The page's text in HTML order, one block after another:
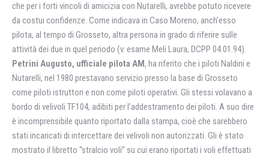
che per i forti vincoli di amicizia con Nutarelli, avrebbe potuto ricevere
da costui confidenze. Come indicava in Caso Moreno, anch’esso
pilota, al tempo di Grosseto, altra persona in grado di riferire sulle
attività dei due in quel periodo (v. esame Meli Laura, DCPP 04.01.94).
Petrini Augusto, ufficiale pilota AM, ha riferito che i piloti Naldini e
Nutarelli, nel 1980 prestavano servizio presso la base di Grosseto
come piloti istruttori e non come piloti operativi. Gli stessi volavano a
bordo di velivoli TF104, adibiti per l’addestramento dei piloti. A suo dire
è incomprensibile quanto riportato dalla stampa, cioè che sarebbero
stati incaricati di intercettare dei velivoli non autorizzati. Gli è stato
mostrato il libretto “stralcio voli” su cui erano riportati i voli effettuati